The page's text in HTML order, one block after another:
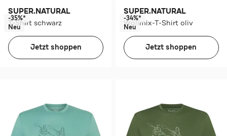
SUPER.NATURAL
T-Shirt schwarz
-35%*
Neu
Jetzt shoppen
SUPER.NATURAL
Wollmix-T-Shirt oliv
-34%*
Neu
Jetzt shoppen